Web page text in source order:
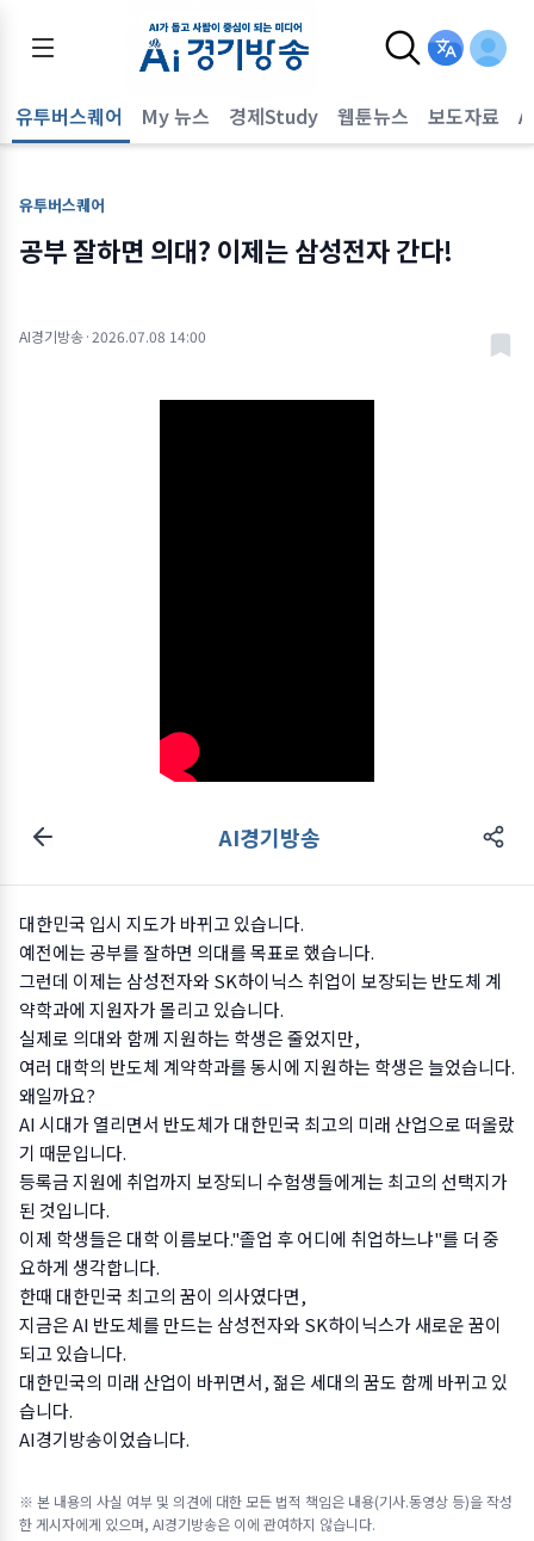
유투버스퀘어 My 뉴스 경제Study 웹툰뉴스 보도자료
유투버스퀘어
공부 잘하면 의대? 이제는 삼성전자 간다!
AI경기방송·2026.07.08 14:00
AI경기방송
대한민국 입시 지도가 바뀌고 있습니다.
예전에는 공부를 잘하면 의대를 목표로 했습니다.
그런데 이제는 삼성전자와 SK하이닉스 취업이 보장되는 반도체 계
약학과에 지원자가 몰리고 있습니다.
실제로 의대와 함께 지원하는 학생은 줄었지만,
여러 대학의 반도체 계약학과를 동시에 지원하는 학생은 늘었습니다.
왜일까요?
AI 시대가 열리면서 반도체가 대한민국 최고의 미래 산업으로 떠올랐
기 때문입니다.
등록금 지원에 취업까지 보장되니 수험생들에게는 최고의 선택지가
된 것입니다.
이제 학생들은 대학 이름보다."졸업 후 어디에 취업하느냐"를 더 중
요하게 생각합니다.
한때 대한민국 최고의 꿈이 의사였다면,
지금은 AI 반도체를 만드는 삼성전자와 SK하이닉스가 새로운 꿈이
되고 있습니다.
대한민국의 미래 산업이 바뀌면서, 젊은 세대의 꿈도 함께 바뀌고 있
습니다.
AI경기방송이었습니다.
※ 본 내용의 사실 여부 및 의견에 대한 모든 법적 책임은 내용(기사.동영상 등)을 작성
한 게시자에게 있으며, AI경기방송은 이에 관여하지 않습니다.